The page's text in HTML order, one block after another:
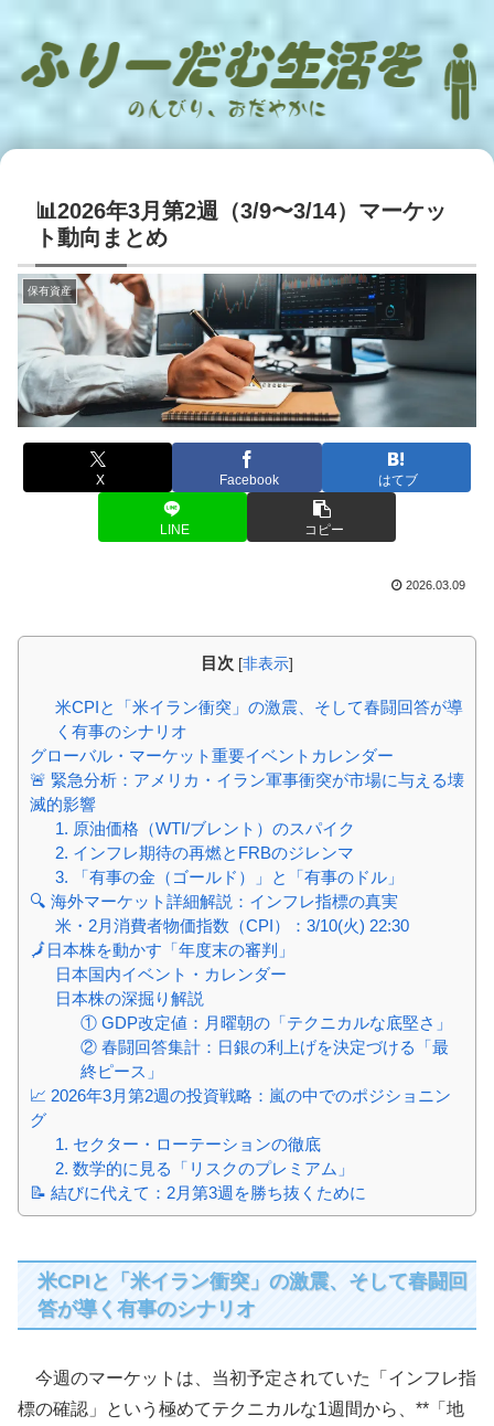
📊2026年3月第2週（3/9〜3/14）マーケッ
ト動向まとめ
保有資産
X Facebook はてブ
LINE コピー
2026.03.09
目次 [非表示]
米CPIと「米イラン衝突」の激震、そして春闘回答が導
く有事のシナリオ
グローバル・マーケット重要イベントカレンダー
🚨 緊急分析：アメリカ・イラン軍事衝突が市場に与える壊
滅的影響
1. 原油価格（WTI/ブレント）のスパイク
2. インフレ期待の再燃とFRBのジレンマ
3. 「有事の金（ゴールド）」と「有事のドル」
🔍 海外マーケット詳細解説：インフレ指標の真実
米・2月消費者物価指数（CPI）：3/10(火) 22:30
🗾日本株を動かす「年度末の審判」
日本国内イベント・カレンダー
日本株の深掘り解説
① GDP改定値：月曜朝の「テクニカルな底堅さ」
② 春闘回答集計：日銀の利上げを決定づける「最
終ピース」
📈 2026年3月第2週の投資戦略：嵐の中でのポジショニン
グ
1. セクター・ローテーションの徹底
2. 数学的に見る「リスクのプレミアム」
📝 結びに代えて：2月第3週を勝ち抜くために
米CPIと「米イラン衝突」の激震、そして春闘回
答が導く有事のシナリオ
今週のマーケットは、当初予定されていた「インフレ指
標の確認」という極めてテクニカルな1週間から、**「地